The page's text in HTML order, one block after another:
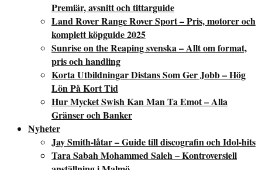
Premiär, avsnitt och tittarguide
Land Rover Range Rover Sport – Pris, motorer och
komplett köpguide 2025
Sunrise on the Reaping svenska – Allt om format,
pris och handling
Korta Utbildningar Distans Som Ger Jobb – Hög
Lön På Kort Tid
Hur Mycket Swish Kan Man Ta Emot – Alla
Gränser och Banker
Nyheter
Jay Smith-låtar – Guide till discografin och Idol-hits
Tara Sabah Mohammed Saleh – Kontroversiell